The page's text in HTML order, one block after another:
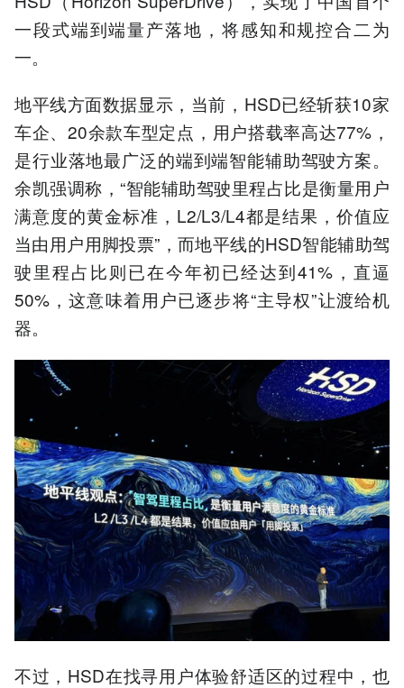
一段式端到端量产落地，将感知和规控合二为
一。
地平线方面数据显示，当前，HSD已经斩获10家
车企、20余款车型定点，用户搭载率高达77%，
是行业落地最广泛的端到端智能辅助驾驶方案。
余凯强调称，“智能辅助驾驶里程占比是衡量用户
满意度的黄金标准，L2/L3/L4都是结果，价值应
当由用户用脚投票”，而地平线的HSD智能辅助驾
驶里程占比则已在今年初已经达到41%，直逼
50%，这意味着用户已逐步将“主导权”让渡给机
器。
不过，HSD在找寻用户体验舒适区的过程中，也